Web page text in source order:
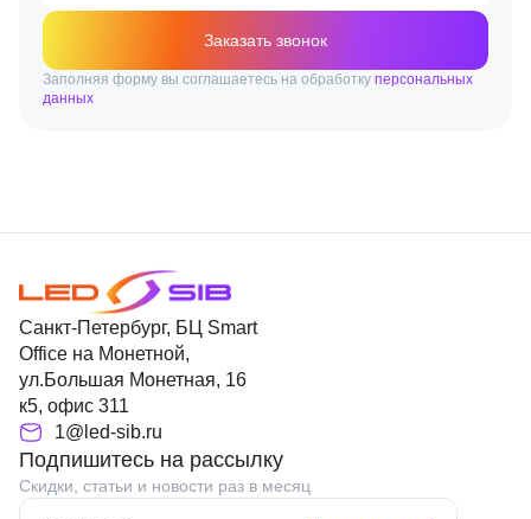
Заказать звонок
Заполняя форму вы соглашаетесь на обработку персональных
данных
Санкт-Петербург, БЦ Smart
Office на Монетной,
ул.Большая Монетная, 16
к5, офис 311
1@led-sib.ru
Подпишитесь на рассылку
Скидки, статьи и новости раз в месяц